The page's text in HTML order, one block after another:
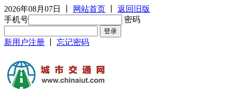
2026年08月07日 网站首页
返回旧版
手机号
密码
新用户注册 忘记密码